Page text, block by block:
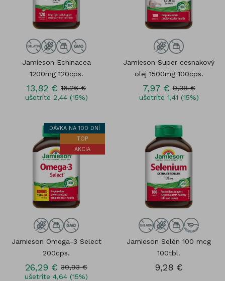
Jamieson Echinacea
1200mg 120cps.
13,82 € 16,26 €
ušetríte 2,44 (15%)
Jamieson Super cesnakový
olej 1500mg 100cps.
7,97 € 9,38 €
ušetríte 1,41 (15%)
DÁVKA NA 100 DNÍ
TOP
AKCIA
Jamieson Omega-3 Select
200cps.
26,29 € 30,93 €
ušetríte 4,64 (15%)
Jamieson Selén 100 mcg
100tbl.
9,28 €